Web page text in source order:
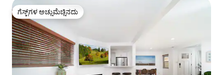
ಗೆಸ್ಟ್‌ಗಳ ಅಚ್ಚುಮೆಚ್ಚಿನದು
ಗೆಸ್ಟ್‌ಗಳ ಅಚ್ಚುಮೆಚ್ಚಿನದು